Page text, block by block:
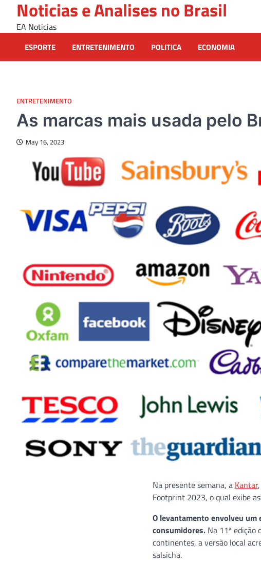
content
Noticias e Analises no Brasil
EA Noticias
ESPORTE ENTRETENIMENTO POLITICA ECONOMIA
ENTRETENIMENTO
As marcas mais usada pelo
May 16, 2023
Na presente semana, a Kantar
Footprint 2023, o qual exibe
O levantamento envolveu um
consumidores. Na 11ª edição
continentes, a versão local
salsicha.